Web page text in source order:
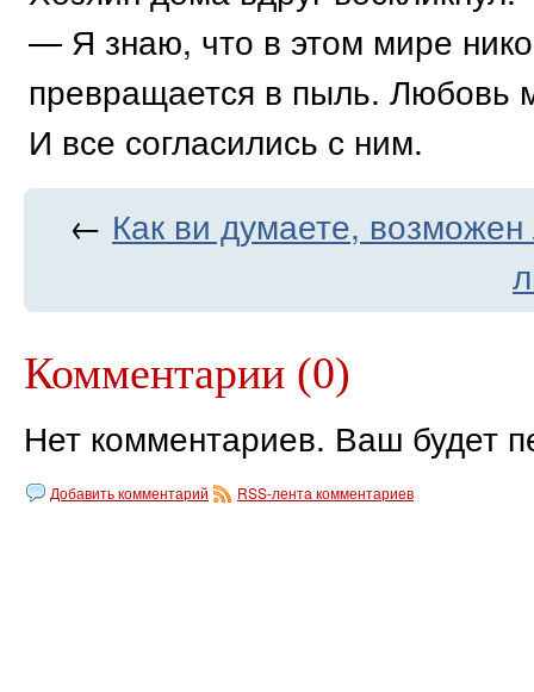
— Я знаю, что в этом мире
превращается в пыль. Любовь
И все согласились с ним.
← Как ви думаете,
Комментарии (0)
Нет комментариев. Ваш будет
Добавить комментарий RSS-лента комментариев